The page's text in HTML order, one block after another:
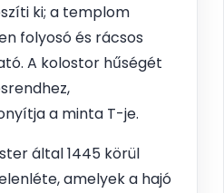
ki; a templom
folyosó és rácsos
A kolostor hűségét
a minta T-je.
által 1445 körül
amelyek a hajó